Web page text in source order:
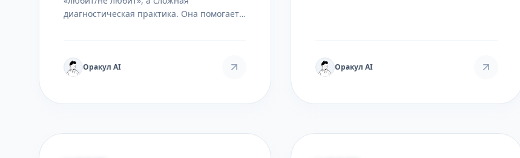
диагностическая практика. Она помогает
действиям.
Оракул AI Оракул AI